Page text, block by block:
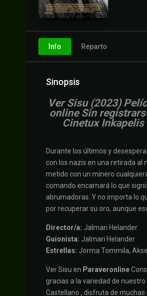
Info Reparto
Sinopsis
Ver Sisu (2023)
online Sin
Cinetux
Durante los últimos y
con los nazis en una retirada al
metido con un minero
comando encarnará lo que
abrumadoras. Y no importa lo
por recuperar su oro, aunque
Director/a: Jalmari Helander
Guionista: Jalmari Helander
Estrellas: Jorma Tommila,
Ver Sisu en Paraveronline
gracias a la variedad de
Castellano , disfruta de muchas